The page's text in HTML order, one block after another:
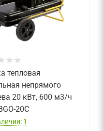
тепловая
непрямого
20 кВт, 600 м3/ч
20C
1